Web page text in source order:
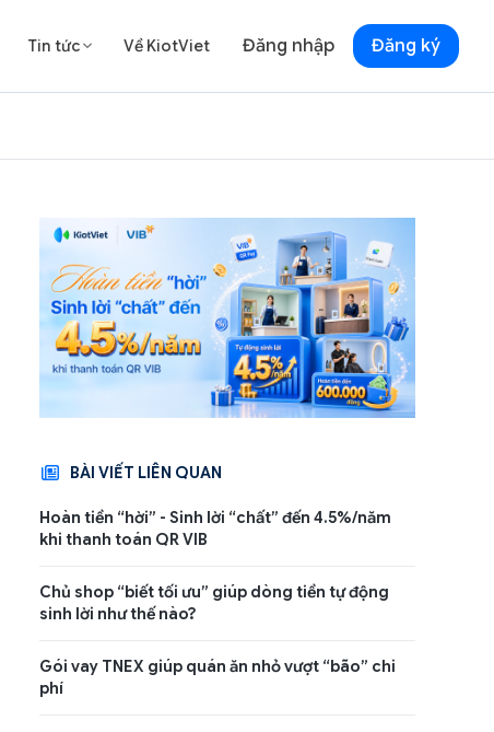
Tin tức  Về KiotViet Đăng nhập Đăng ký
BÀI VIẾT LIÊN QUAN
Hoàn tiền “hời” - Sinh lời “chất” đến 4.5%/năm
khi thanh toán QR VIB
Chủ shop “biết tối ưu” giúp dòng tiền tự động
sinh lời như thế nào?
Gói vay TNEX giúp quán ăn nhỏ vượt “bão” chi
phí